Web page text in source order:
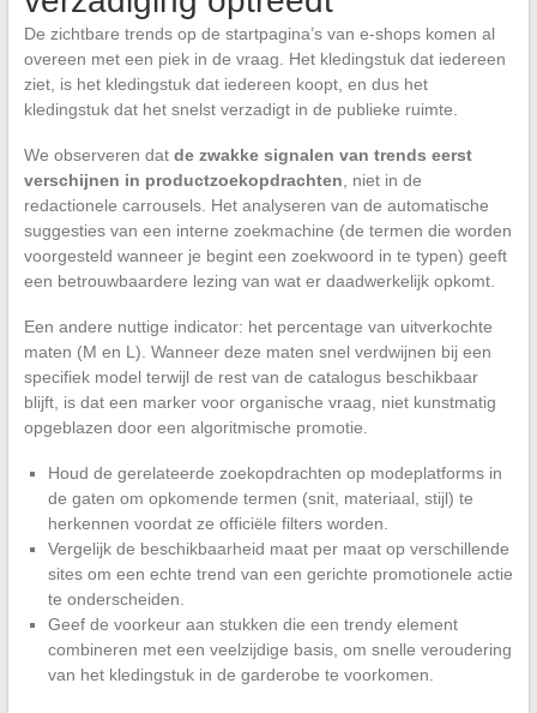
De zichtbare trends op de startpagina’s van e-shops komen al
overeen met een piek in de vraag. Het kledingstuk dat iedereen
ziet, is het kledingstuk dat iedereen koopt, en dus het
kledingstuk dat het snelst verzadigt in de publieke ruimte.
We observeren dat de zwakke signalen van trends eerst
verschijnen in productzoekopdrachten, niet in de
redactionele carrousels. Het analyseren van de automatische
suggesties van een interne zoekmachine (de termen die worden
voorgesteld wanneer je begint een zoekwoord in te typen) geeft
een betrouwbaardere lezing van wat er daadwerkelijk opkomt.
Een andere nuttige indicator: het percentage van uitverkochte
maten (M en L). Wanneer deze maten snel verdwijnen bij een
specifiek model terwijl de rest van de catalogus beschikbaar
blijft, is dat een marker voor organische vraag, niet kunstmatig
opgeblazen door een algoritmische promotie.
Houd de gerelateerde zoekopdrachten op modeplatforms in
de gaten om opkomende termen (snit, materiaal, stijl) te
herkennen voordat ze officiële filters worden.
Vergelijk de beschikbaarheid maat per maat op verschillende
sites om een echte trend van een gerichte promotionele actie
te onderscheiden.
Geef de voorkeur aan stukken die een trendy element
combineren met een veelzijdige basis, om snelle veroudering
van het kledingstuk in de garderobe te voorkomen.